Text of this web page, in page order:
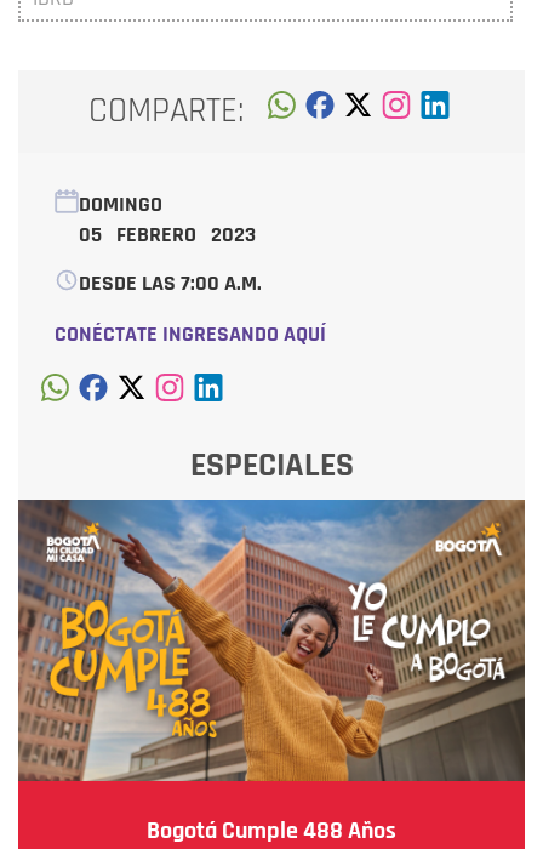
COMPARTE:
DOMINGO
05 FEBRERO 2023
DESDE LAS 7:00 A.M.
CONÉCTATE INGRESANDO AQUÍ
ESPECIALES
Bogotá Cumple 488 Años